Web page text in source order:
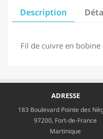
Description
Fil de cuivre en bobine
ADRESSE
183 Boulevard Pointe des
97200, Fort-de-France
Martinique